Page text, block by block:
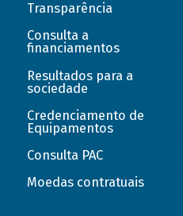
Transparência
Consulta a
financiamentos
Resultados para a
sociedade
Credenciamento de
Equipamentos
Consulta PAC
Moedas contratuais